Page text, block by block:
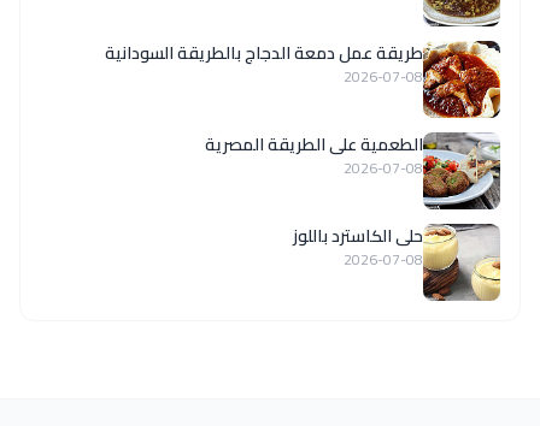
طريقة عمل دمعة الدجاج بالطريقة السودانية
2026-07-08
الطعمية على الطريقة المصرية
2026-07-08
حلى الكاسترد باللوز
2026-07-08